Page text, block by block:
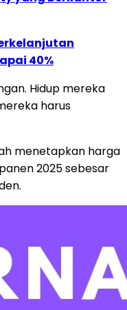
40%
Hidup mereka
harus
menetapkan harga
2025 sebesar